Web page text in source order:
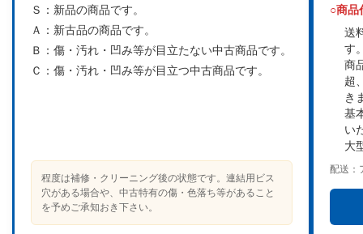
Ｓ： 新品の商品です。
Ａ： 新古品の商品です。
Ｂ： 傷・汚れ・凹み等が目立たない中古商品です。
Ｃ： 傷・汚れ・凹み等が目立つ中古商品です。
程度は補修・クリーニング後の状態です。連結用ビス
穴がある場合や、中古特有の傷・色落ち等があること
を予めご承知おき下さい。
○商品
送
す
商
超
き
基
い
大
配送：